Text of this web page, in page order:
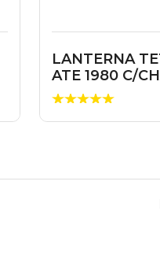
LANTERNA
ATE 1980 C/